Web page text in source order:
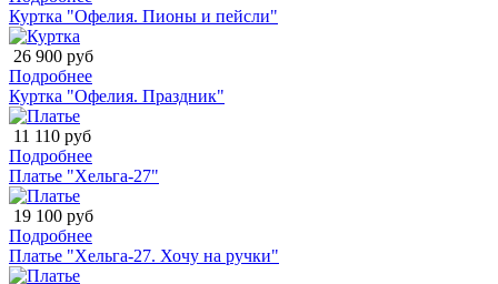
Куртка "Офелия. Пионы и пейсли"
26 900 руб
Подробнее
Куртка "Офелия. Праздник"
11 110 руб
Подробнее
Платье "Хельга-27"
19 100 руб
Подробнее
Платье "Хельга-27. Хочу на ручки"